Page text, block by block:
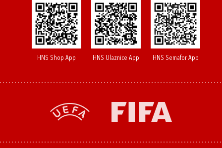
HNS Shop App HNS Ulaznice App HNS Semafor App